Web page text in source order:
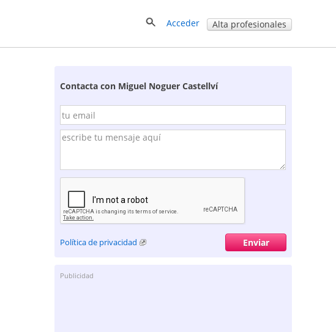
Acceder Alta profesionales
Contacta con Miguel Noguer Castellví
Política de privacidad
Publicidad